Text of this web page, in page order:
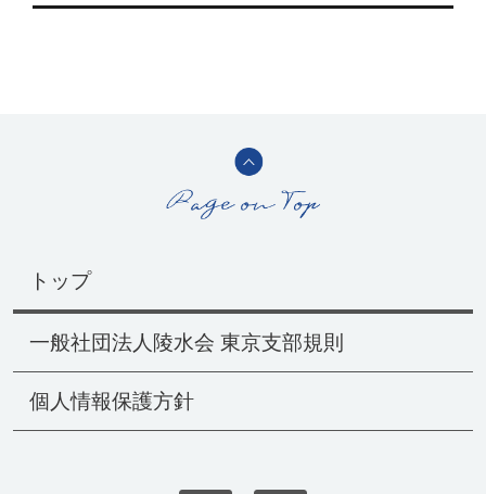
トップ
一般社団法人陵水会 東京支部規則
個人情報保護方針